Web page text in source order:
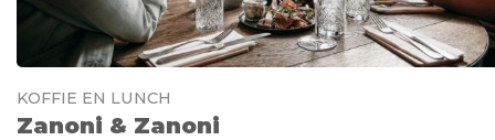
KOFFIE EN LUNCH
Zanoni & Zanoni